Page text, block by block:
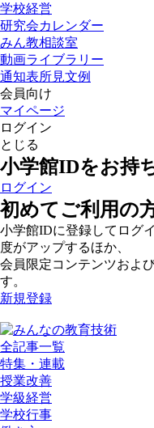
学校経営
研究会カレンダー
みん教相談室
動画ライブラリー
通知表所見文例
会員向け
マイページ
ログイン
とじる
小学館IDをお持
ログイン
初めてご利用の
小学館IDに登録してログ
度がアップするほか、
会員限定コンテンツおよ
す。
新規登録
全記事一覧
特集・連載
授業改善
学級経営
学校行事